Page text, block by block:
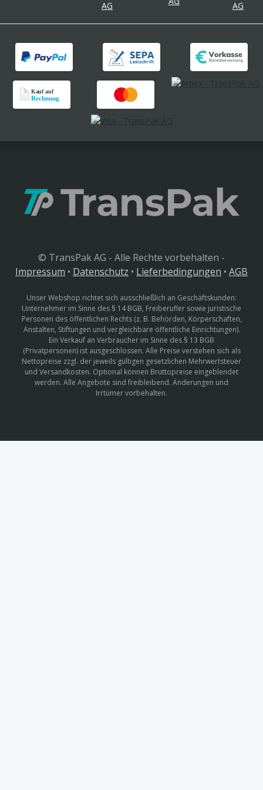
© TransPak AG - Alle Rechte vorbehalten -
Impressum • Datenschutz • Lieferbedingungen • AGB
Unser Webshop richtet sich ausschließlich an Geschäftskunden:
Unternehmer im Sinne des § 14 BGB, Freiberufler sowie juristische
Personen des öffentlichen Rechts (z. B. Behörden, Körperschaften,
Anstalten, Stiftungen und vergleichbare öffentliche Einrichtungen).
Ein Verkauf an Verbraucher im Sinne des § 13 BGB
(Privatpersonen) ist ausgeschlossen. Alle Preise verstehen sich als
Nettopreise zzgl. der jeweils gültigen gesetzlichen Mehrwertsteuer
und Versandkosten. Optional können Bruttopreise eingeblendet
werden. Alle Angebote sind freibleibend. Änderungen und
Irrtümer vorbehalten.